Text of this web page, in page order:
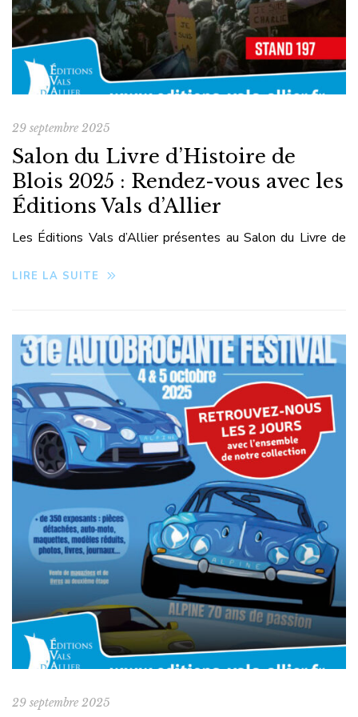
29 septembre 2025
Salon du Livre d’Histoire de
Blois 2025 : Rendez-vous avec les
Éditions Vals d’Allier
Les Éditions Vals d’Allier présentes au Salon du Livre de
au Salon du Livre d’Histoire de Blois 2025 Nous avons le
n°197. Événement de référence pour tous […]
LIRE LA SUITE
29 septembre 2025